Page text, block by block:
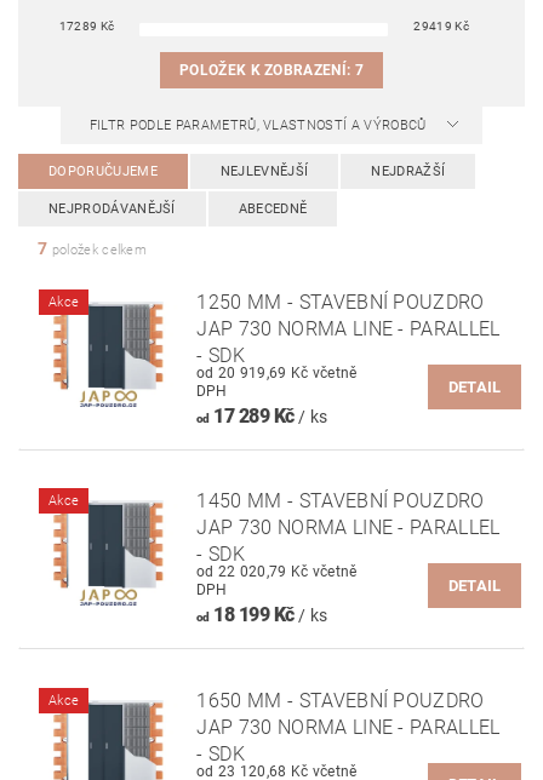
17289 Kč 29419 Kč
POLOŽEK K ZOBRAZENÍ: 7
FILTR PODLE PARAMETRŮ, VLASTNOSTÍ A VÝROBCŮ
DOPORUČUJEME NEJLEVNĚJŠÍ NEJDRAŽŠÍ
NEJPRODÁVANĚJŠÍ ABECEDNĚ
7 položek celkem
Akce
1250 MM - STAVEBNÍ POUZDRO
JAP 730 NORMA LINE - PARALLEL
- SDK
od 20 919,69 Kč včetně
DPH
od17 289 Kč/ ks
DETAIL
Akce
1450 MM - STAVEBNÍ POUZDRO
JAP 730 NORMA LINE - PARALLEL
- SDK
od 22 020,79 Kč včetně
DPH
od18 199 Kč/ ks
DETAIL
Akce
1650 MM - STAVEBNÍ POUZDRO
JAP 730 NORMA LINE - PARALLEL
- SDK
od 23 120,68 Kč včetně